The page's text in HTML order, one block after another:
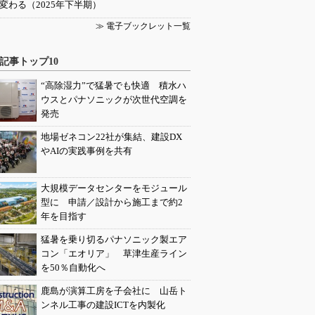
わる（2025年下半期）
≫ 電子ブックレット一覧
事トップ10
“高除湿力”で猛暑でも快適 積水ハ
ウスとパナソニックが次世代空調を
発売
地場ゼネコン22社が集結、建設DX
やAIの実践事例を共有
大規模データセンターをモジュール
型に 申請／設計から施工まで約2
年を目指す
猛暑を乗り切るパナソニック製エア
コン「エオリア」 草津生産ライン
を50％自動化へ
鹿島が演算工房を子会社に 山岳ト
ンネル工事の建設ICTを内製化